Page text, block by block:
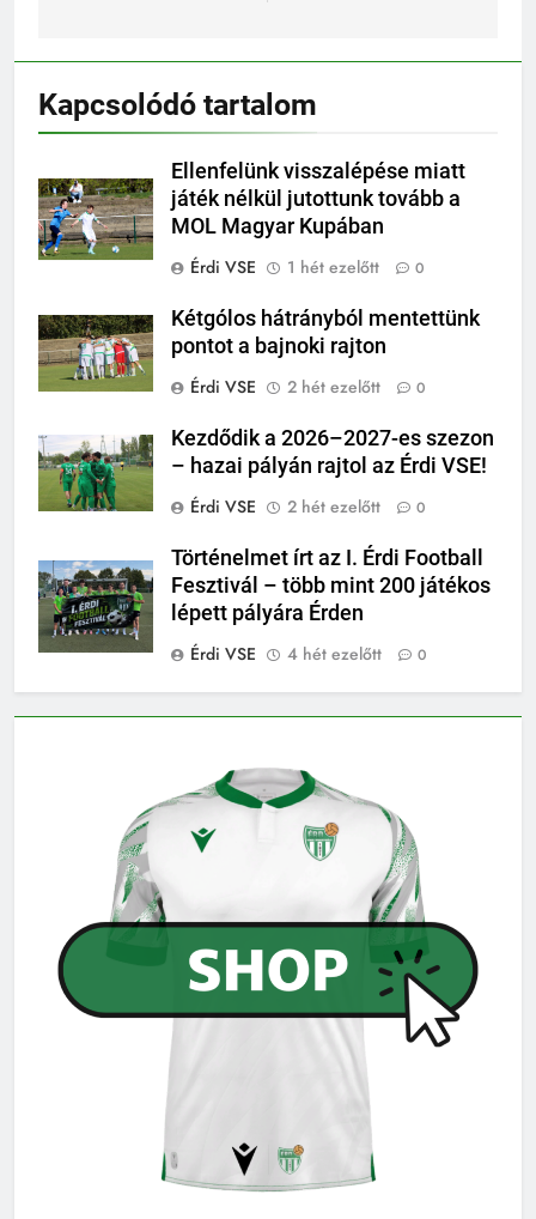
Kapcsolódó tartalom
Ellenfelünk visszalépése miatt
játék nélkül jutottunk tovább a
MOL Magyar Kupában
Érdi VSE
1 hét ezelőtt 0
Kétgólos hátrányból mentettünk
pontot a bajnoki rajton
Érdi VSE
2 hét ezelőtt 0
Kezdődik a 2026–2027-es szezon
– hazai pályán rajtol az Érdi VSE!
Érdi VSE
2 hét ezelőtt 0
Történelmet írt az I. Érdi Football
Fesztivál – több mint 200 játékos
lépett pályára Érden
Érdi VSE
4 hét ezelőtt 0